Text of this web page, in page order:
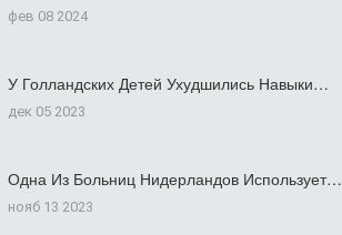
фев 08 2024
У Голландских Детей Ухудшились Навыки…
дек 05 2023
Одна Из Больниц Нидерландов Использует…
нояб 13 2023